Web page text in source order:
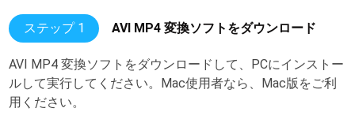
ステップ 1 AVI MP4 変換ソフトをダウンロード
AVI MP4 変換ソフトをダウンロードして、PCにインストー
ルして実行してください。Mac使用者なら、Mac版をご利
用ください。